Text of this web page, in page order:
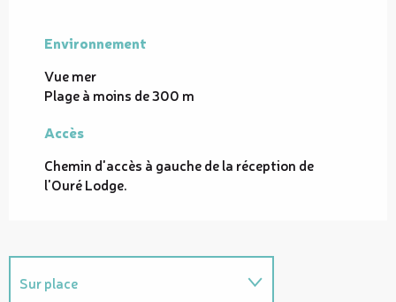
Environnement
Environnement
Vue mer
Plage à moins de 300 m
Accès
Accès
Chemin d'accès à gauche de la réception de
l'Ouré Lodge.
Sur place